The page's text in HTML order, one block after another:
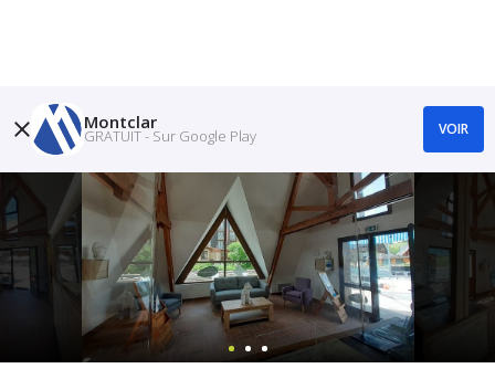
Montclar
GRATUIT - Sur Google Play VOIR